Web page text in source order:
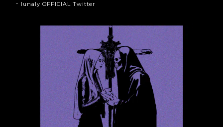
lunaly OFFICIAL Twitter